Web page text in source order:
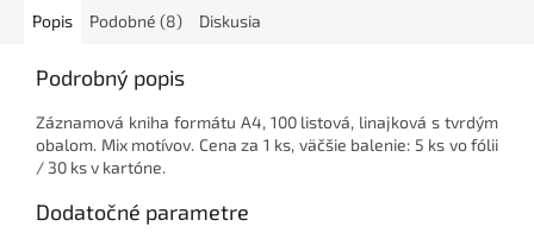
Popis Podobné (8) Diskusia
Podrobný popis
Záznamová kniha formátu A4, 100 listová, linajková s tvrdým
obalom. Mix motívov. Cena za 1 ks, väčšie balenie: 5 ks vo fólii
/ 30 ks v kartóne.
Dodatočné parametre